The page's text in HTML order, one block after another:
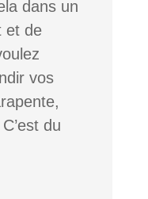
dans un
et de
vos
du